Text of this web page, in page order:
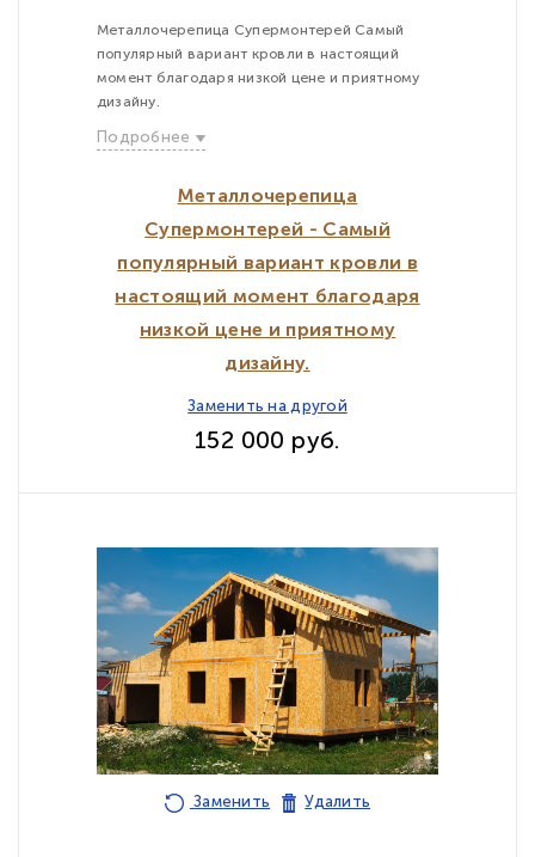
Металлочерепица Супермонтерей Самый
популярный вариант кровли в настоящий
момент благодаря низкой цене и приятному
дизайну.
Подробнее
Металлочерепица
Супермонтерей - Самый
популярный вариант кровли в
настоящий момент благодаря
низкой цене и приятному
дизайну.
Заменить на другой
152 000 руб.
Заменить Удалить